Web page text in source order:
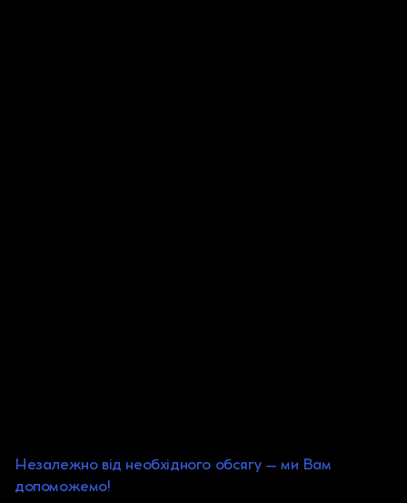
Незалежно від необхідного обсягу – ми Вам
допоможемо!